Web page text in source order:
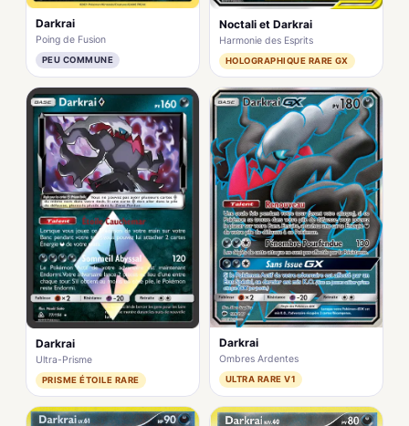
Darkrai
Poing de Fusion
PEU COMMUNE
Noctali et Darkrai
Harmonie des Esprits
HOLOGRAPHIQUE RARE GX
Darkrai
Ultra-Prisme
PRISME ÉTOILE RARE
Darkrai
Ombres Ardentes
ULTRA RARE V1